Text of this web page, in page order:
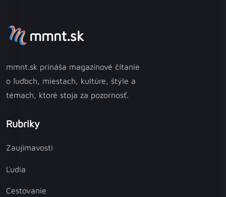
mmnt.sk
mmnt.sk prináša magazínové čítanie
o ľuďoch, miestach, kultúre, štýle a
témach, ktoré stoja za pozornosť.
Rubriky
Zaujímavosti
Ľudia
Cestovanie